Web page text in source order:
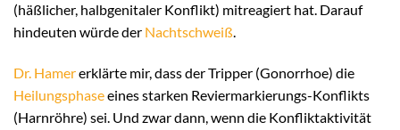
(häßlicher, halbgenitaler Konflikt) mitreagiert hat. Darauf
hindeuten würde der Nachtschweiß.
Dr. Hamererklärte mir, dass der Tripper (Gonorrhoe) die
Heilungsphaseeines starken Reviermarkierungs-Konflikts
(Harnröhre) sei. Und zwar dann, wenn die Konfliktaktivität